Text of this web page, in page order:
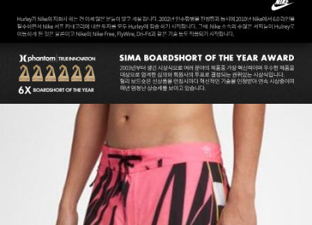
페이코 ID로 페
PAYCO 바로